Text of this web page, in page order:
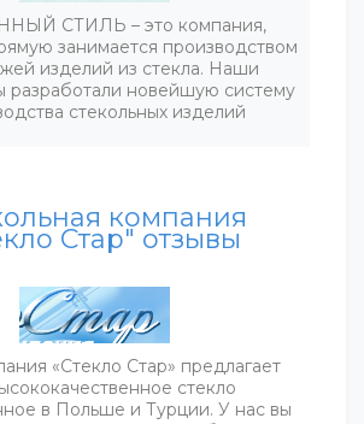
СТИЛЬ – это компания,
занимается производством
изделий из стекла. Наши
разработали новейшую систему
стекольных изделий
компания
Стар" отзывы
«Стекло Стар» предлагает
стекло
в Польше и Турции. У нас вы